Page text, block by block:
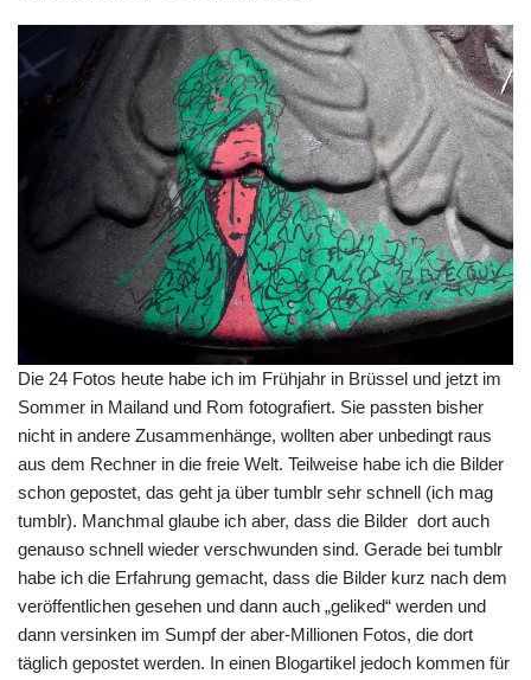
Die 24 Fotos heute habe ich im Frühjahr in Brüssel und jetzt im
Sommer in Mailand und Rom fotografiert. Sie passten bisher
nicht in andere Zusammenhänge, wollten aber unbedingt raus
aus dem Rechner in die freie Welt. Teilweise habe ich die Bilder
schon gepostet, das geht ja über tumblr sehr schnell (ich mag
tumblr). Manchmal glaube ich aber, dass die Bilder dort auch
genauso schnell wieder verschwunden sind. Gerade bei tumblr
habe ich die Erfahrung gemacht, dass die Bilder kurz nach dem
veröffentlichen gesehen und dann auch „geliked“ werden und
dann versinken im Sumpf der aber-Millionen Fotos, die dort
täglich gepostet werden. In einen Blogartikel jedoch kommen für